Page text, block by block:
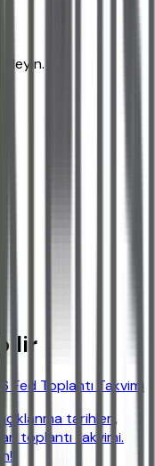
Fed Toplantı Takvimi
tarihleri,
toplantı takvimi.